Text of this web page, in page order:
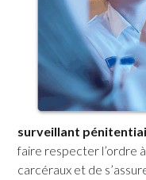
surveillant
faire respecter l’ordre
carcéraux et de